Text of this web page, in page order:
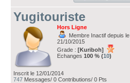
Yugitouriste
Hors Ligne
Membre Inactif depuis le
21/10/2015
Grade : [Kuriboh]
Echanges 100 % (10)
Inscrit le 12/01/2014
747 Messages/ 0 Contributions/ 0 Pts